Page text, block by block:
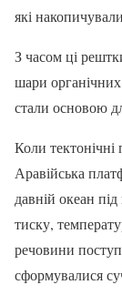
які
З часом ці
шари
стали основою
Коли
Аравійська
давній океан
тиску,
речовини
сформувалися